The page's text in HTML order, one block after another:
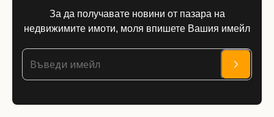
За да получавате новини от пазара на
недвижимите имоти, моля впишете Вашия имейл